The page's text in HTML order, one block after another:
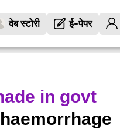
वेब स्टोरी ई-पेपर
in govt